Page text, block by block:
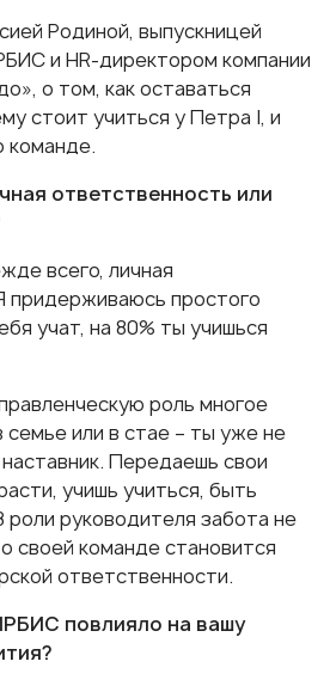
Родиной, выпускницей
и HR-директором компании
о том, как оставаться
стоит учиться у Петра I, и
команде.
ответственность или
всего, личная
придерживаюсь простого
учат, на 80% ты учишься
роль многое
семье или в стае – ты уже не
Передаешь свои
учишь учиться, быть
руководителя забота не
своей команде становится
ответственности.
повлияло на вашу